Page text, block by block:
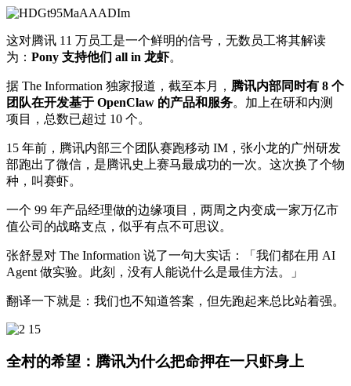
这对腾讯 11 万员工是一个鲜明的信号，无数员工将其解读
为： Pony 支持他们 all in 龙虾。
据 The Information 独家报道，截至本月， 腾讯内部同时有 8 个
团队在开发基于 OpenClaw 的产品和服务。加上在研和内测
项目，总数已超过 10 个。
15 年前，腾讯内部三个团队赛跑移动 IM，张小龙的广州研发
部跑出了微信，是腾讯史上赛马最成功的一次。这次换了个物
种，叫赛虾。
一个 99 年产品经理做的边缘项目，两周之内变成一家万亿市
值公司的战略支点，似乎有点不可思议。
张舒昱对 The Information 说了一句大实话：「我们都在用 AI
Agent 做实验。此刻，没有人能说什么是最佳方法。」
翻译一下就是：我们也不知道答案，但先跑起来总比站着强。
全村的希望：腾讯为什么把命押在一只虾身上